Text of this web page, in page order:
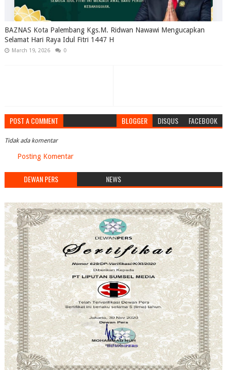
BAZNAS Kota Palembang Kgs.M. Ridwan Nawawi Mengucapkan
Selamat Hari Raya Idul Fitri 1447 H
March 19, 2026 0
POST A COMMENT BLOGGER DISQUS FACEBOOK
Tidak ada komentar
Posting Komentar
DEWAN PERS NEWS